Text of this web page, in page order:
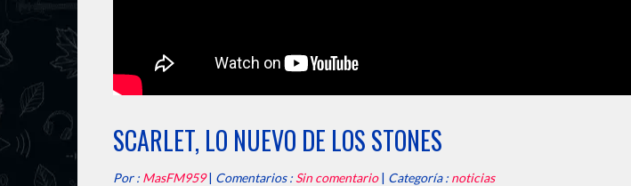
SCARLET, LO NUEVO DE LOS STONES
Por : MasFM959| Comentarios : Sin comentario| Categoría : noticias